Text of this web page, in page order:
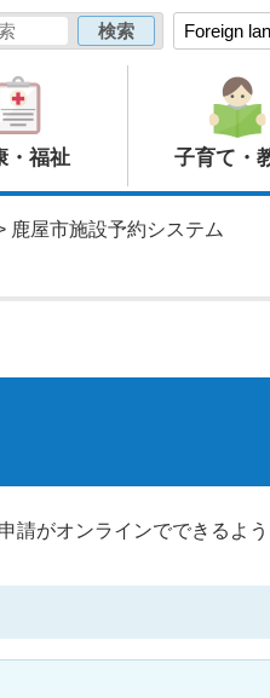
Foreign
・福祉 子育て・
鹿屋市施設予約システム
がオンラインでできるよう